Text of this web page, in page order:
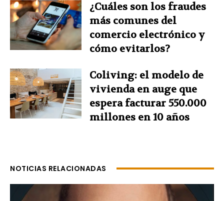
¿Cuáles son los fraudes
más comunes del
comercio electrónico y
cómo evitarlos?
Coliving: el modelo de
vivienda en auge que
espera facturar 550.000
millones en 10 años
NOTICIAS RELACIONADAS